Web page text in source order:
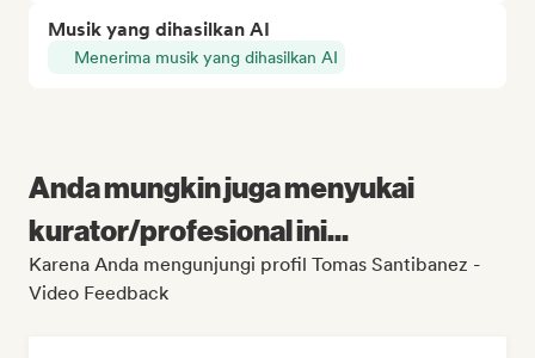
Musik yang dihasilkan AI
Menerima musik yang dihasilkan AI
Anda mungkin juga menyukai
kurator/profesional ini...
Karena Anda mengunjungi profil Tomas Santibanez -
Video Feedback